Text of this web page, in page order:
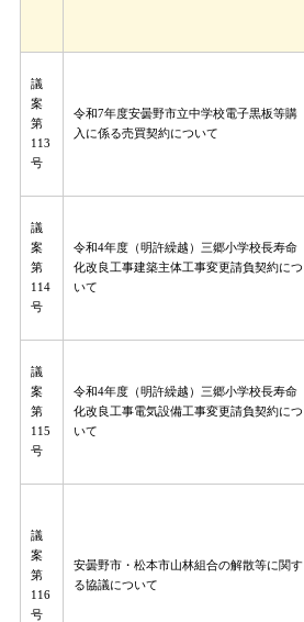
議
案
第
113
号
令和7年度安曇野市立中学校電子黒板等購
入に係る売買契約について
議
案
第
114
号
令和4年度（明許繰越）三郷小学校長寿命
化改良工事建築主体工事変更請負契約につ
いて
議
案
第
115
号
令和4年度（明許繰越）三郷小学校長寿命
化改良工事電気設備工事変更請負契約につ
いて
議
案
第
116
号
安曇野市・松本市山林組合の解散等に関す
る協議について